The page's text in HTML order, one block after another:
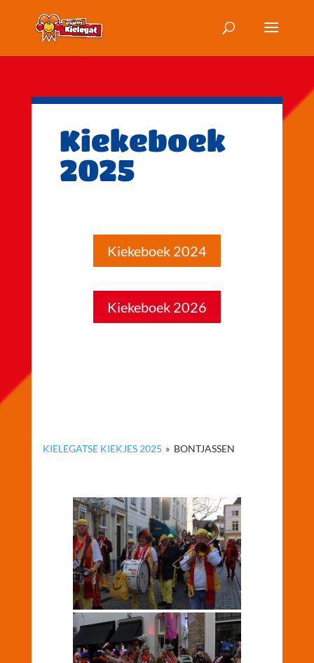
Kiekeboek
2025
Kiekeboek 2024
Kiekeboek 2026
KIELEGATSE KIEKJES 2025 » BONTJASSEN